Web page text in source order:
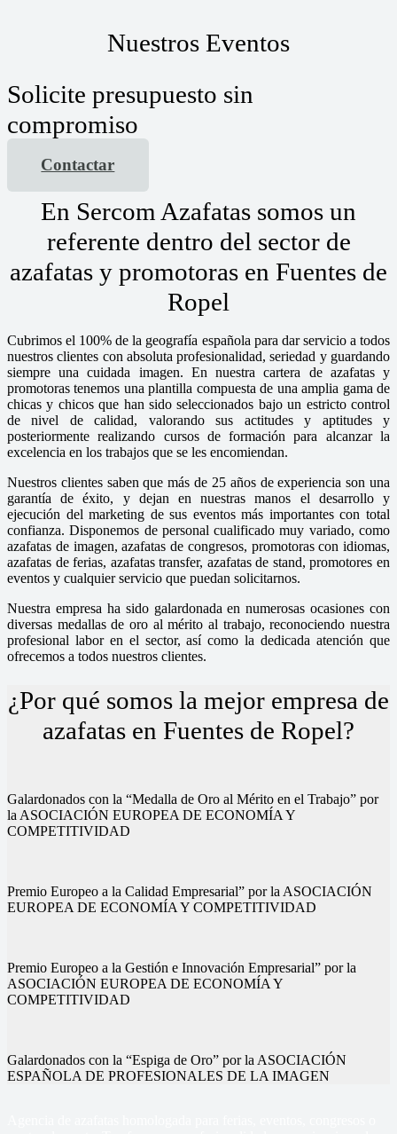
Nuestros Eventos
Solicite presupuesto sin
compromiso
Contactar
En Sercom Azafatas somos un
referente dentro del sector de
azafatas y promotoras en Fuentes de
Ropel
Cubrimos el 100% de la geografía española para dar servicio a todos
nuestros clientes con absoluta profesionalidad, seriedad y guardando
siempre una cuidada imagen. En nuestra cartera de azafatas y
promotoras tenemos una plantilla compuesta de una amplia gama de
chicas y chicos que han sido seleccionados bajo un estricto control
de nivel de calidad, valorando sus actitudes y aptitudes y
posteriormente realizando cursos de formación para alcanzar la
excelencia en los trabajos que se les encomiendan.
Nuestros clientes saben que más de 25 años de experiencia son una
garantía de éxito, y dejan en nuestras manos el desarrollo y
ejecución del marketing de sus eventos más importantes con total
confianza. Disponemos de personal cualificado muy variado, como
azafatas de imagen, azafatas de congresos, promotoras con idiomas,
azafatas de ferias, azafatas transfer, azafatas de stand, promotores en
eventos y cualquier servicio que puedan solicitarnos.
Nuestra empresa ha sido galardonada en numerosas ocasiones con
diversas medallas de oro al mérito al trabajo, reconociendo nuestra
profesional labor en el sector, así como la dedicada atención que
ofrecemos a todos nuestros clientes.
¿Por qué somos la mejor empresa de
azafatas en Fuentes de Ropel?
Galardonados con la “Medalla de Oro al Mérito en el Trabajo” por
la ASOCIACIÓN EUROPEA DE ECONOMÍA Y
COMPETITIVIDAD
Premio Europeo a la Calidad Empresarial” por la ASOCIACIÓN
EUROPEA DE ECONOMÍA Y COMPETITIVIDAD
Premio Europeo a la Gestión e Innovación Empresarial” por la
ASOCIACIÓN EUROPEA DE ECONOMÍA Y
COMPETITIVIDAD
Galardonados con la “Espiga de Oro” por la ASOCIACIÓN
ESPAÑOLA DE PROFESIONALES DE LA IMAGEN